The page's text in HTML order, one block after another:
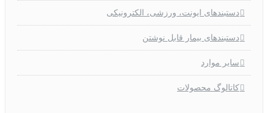
دستبندهای ایونت، ورزشی، الکترونیکی
دستبندهای بیمار قابل نوشتن
سایر موارد
کاتالوگ محصولات